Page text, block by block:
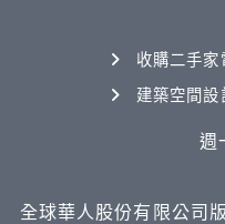
收購二手家
建築空間設
週
全球華人股份有限公司